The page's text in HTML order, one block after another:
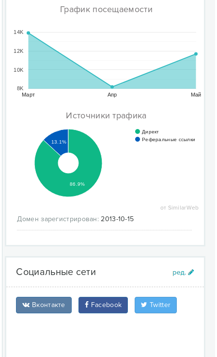
График посещаемости
Март Апр Май
8K
10K
12K
14K
Источники трафика
Директ
Реферальные ссылки
13.1%
86.9%
от SimilarWeb
Домен зарегистрирован: 2013-10-15
Социальные сети
Вконтакте Facebook Twitter